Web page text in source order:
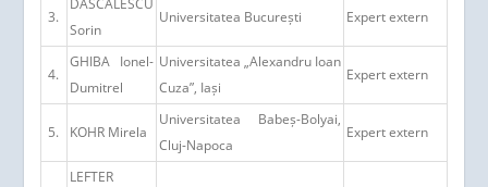
3.
DĂSCĂLESCU
Sorin
Universitatea București Expert extern
4.
GHIBA Ionel-
Dumitrel
Universitatea „Alexandru Ioan
Cuza”, Iași
Expert extern
5. KOHR Mirela
Universitatea Babeș-Bolyai,
Cluj-Napoca
Expert extern
LEFTER